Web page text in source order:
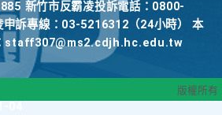
新竹市反霸凌投訴電話：0800-
訴專線：03-5216312（24小時） 本
staff307@ms2.cdjh.hc.edu.tw
版權所有